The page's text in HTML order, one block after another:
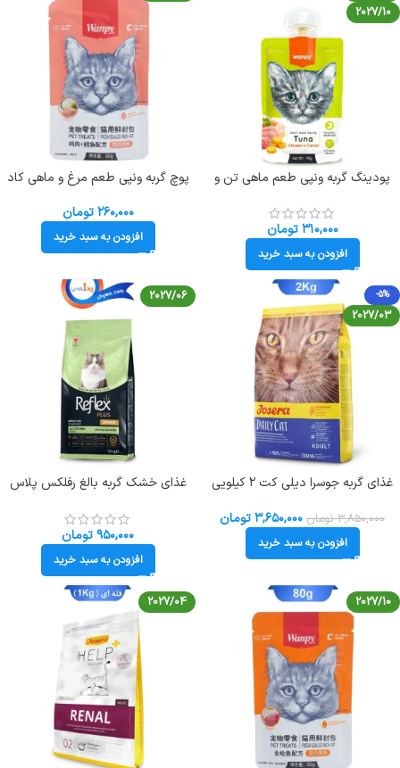
2027/10
پودینگ گربه ونپی طعم ماهی تن و
Wanpy Cat
۳۱۰,۰۰۰ تومان
افزودن به سبد خرید
پوچ گربه ونپی طعم مرغ و ماهی کاد
Treats
۲۶۰,۰۰۰ تومان
افزودن به سبد خرید
-5%
2027/03
غذای گربه جوسرا دیلی کت ۲ کیلویی
۳,۸۵۰,۰۰۰ تومان ۳,۶۵۰,۰۰۰تومان
افزودن به سبد خرید
2027/06
غذای خشک گربه بالغ رفلکس پلاس
(زیپ کیپ فله) Reflex Plus Urinary
۹۵۰,۰۰۰ تومان
افزودن به سبد خرید
2027/10
2027/04